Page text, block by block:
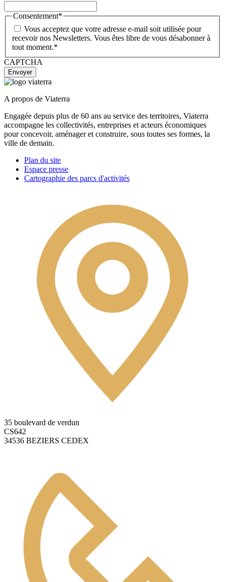
Consentement*
Vous acceptez que votre adresse e-mail soit utilisée pour
recevoir nos Newsletters. Vous êtes libre de vous désabonner à
tout moment.*
CAPTCHA
A propos de Viaterra
Engagée depuis plus de 60 ans au service des territoires, Viaterra
accompagne les collectivités, entreprises et acteurs économiques
pour concevoir, aménager et construire, sous toutes ses formes, la
ville de demain.
Plan du site
Espace presse
Cartographie des parcs d'activités
35 boulevard de verdun
CS642
34536 BEZIERS CEDEX